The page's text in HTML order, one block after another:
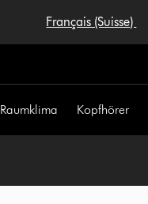
Français (Suisse)
Raumklima Kopfhörer